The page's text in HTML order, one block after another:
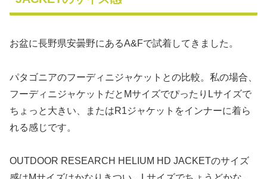
お盆に長野県安曇野にあるA&Fで試着してきました。
パタゴニアのフーディニジャケットとの比較。私の場合、
フーディニジャケットだとMサイズでぴったりLサイズで
ちょっと大きい、またはR1ジャケットをインナーに着ら
れる感じです。
OUTDOOR RESEARCH HELIUM HD JACKETのサイズ